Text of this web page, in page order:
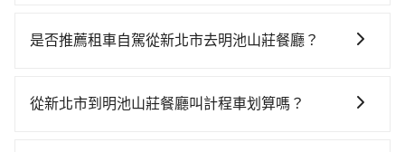
貴、費時、轉車麻煩！板橋-南港雖然一天最多時有92班
或搭乘公車前往板橋高鐵站，接著在站內購買高鐵票、
是否推薦租車自駕從新北市去明池山莊餐廳？
時不需要閉目養神（因為要自己開車），最重要的是你
從新北市到明池山莊餐廳叫計程車划算嗎？